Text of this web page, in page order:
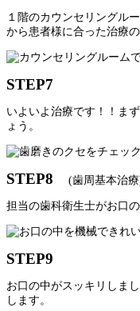
１階のカウンセリングル
から患者様に合った治療
STEP7
いよいよ治療です！！ま
ょう。
STEP8 (歯周基本治
担当の歯科衛生士がお口
STEP9
お口の中がスッキリしま
します。